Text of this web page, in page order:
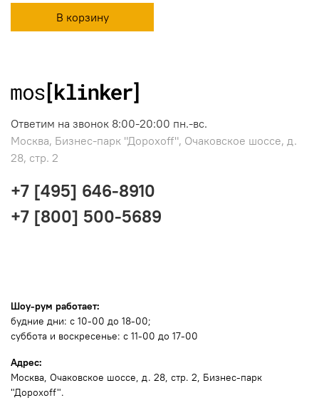
В корзину
Ответим на звонок 8:00-20:00 пн.-вс.
Москва, Бизнес-парк "Дорохоff", Очаковское шоссе, д.
28, стр. 2
+7 [495] 646-8910
+7 [800] 500-5689
Шоу-рум работает:
будние дни: с 10-00 до 18-00;
суббота и воскресенье: с 11-00 до 17-00
Адрес:
Москва, Очаковское шоссе, д. 28, стр. 2, Бизнес-парк
"Дорохоff".